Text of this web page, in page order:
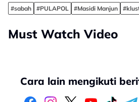
#sabah #PULAPOL #Masidi Manjun
Must Watch Video
Cara lain mengikuti